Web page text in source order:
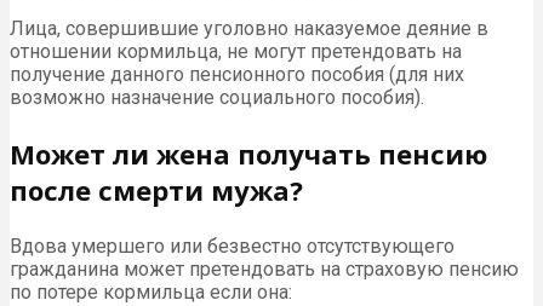
Лица, совершившие уголовно наказуемое деяние в
отношении кормильца, не могут претендовать на
получение данного пенсионного пособия (для них
возможно назначение социального пособия).
Может ли жена получать пенсию
после смерти мужа?
Вдова умершего или безвестно отсутствующего
гражданина может претендовать на страховую пенсию
по потере кормильца если она: